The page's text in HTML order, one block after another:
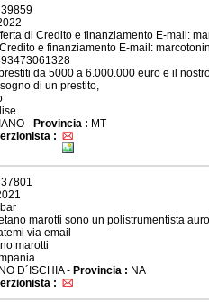
39859
di Credito e finanziamento E-mail:
e finanziamento E-mail:
da 5000 a 6.000.000 euro e il
di un prestito,
- Provincia : MT
:
37801
marotti sono un polistrumentista
via email
marotti
D´ISCHIA - Provincia : NA
: